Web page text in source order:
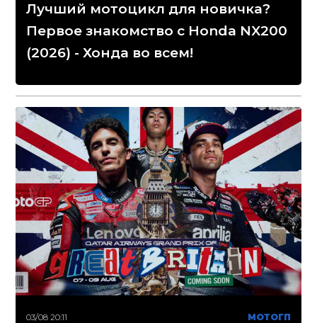
Лучший мотоцикл для новичка?
Первое знакомство с Honda NX200
(2026) - Хонда во всем!
03/08 20:11 МОТОГП